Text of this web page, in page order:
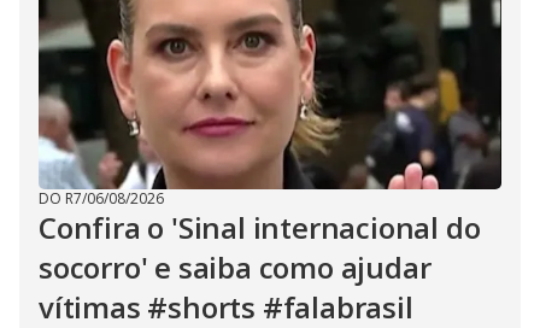
DO R7/06/08/2026
Confira o 'Sinal internacional do
socorro' e saiba como ajudar
vítimas #shorts #falabrasil